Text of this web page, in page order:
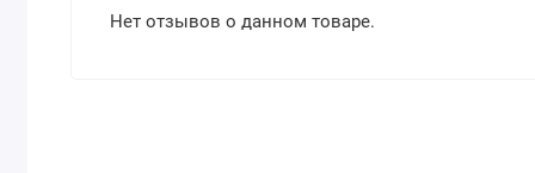
Нет отзывов о данном товаре.